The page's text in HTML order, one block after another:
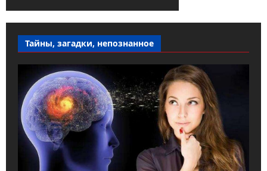
Тайны, загадки, непознанное